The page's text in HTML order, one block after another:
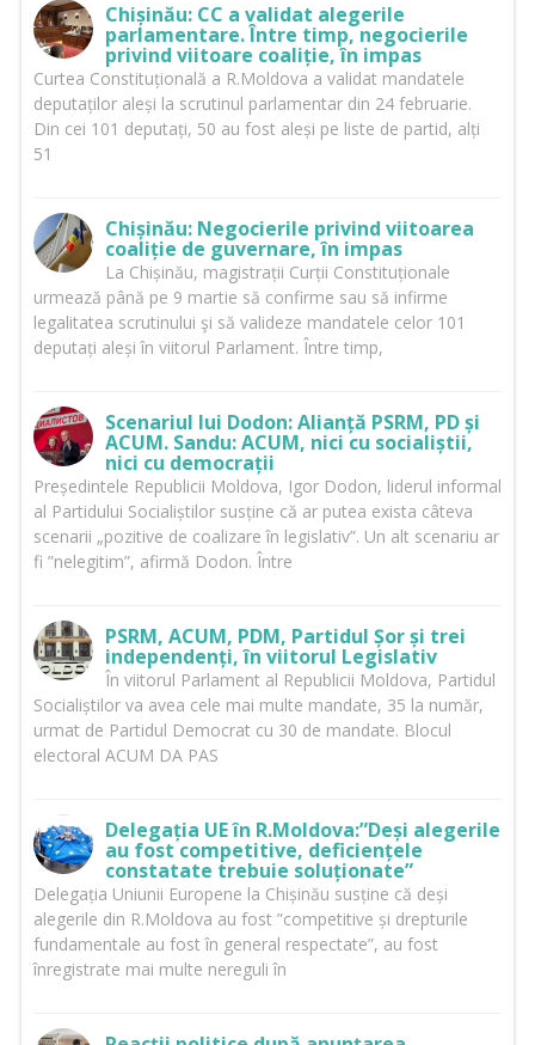
Chișinău: CC a validat alegerile
parlamentare. Între timp, negocierile
privind viitoare coaliție, în impas
Curtea Constituțională a R.Moldova a validat mandatele
deputaților aleși la scrutinul parlamentar din 24 februarie.
Din cei 101 deputați, 50 au fost aleși pe liste de partid, alți
51
Chișinău: Negocierile privind viitoarea
coaliție de guvernare, în impas
La Chișinău, magistrații Curții Constituționale
urmează până pe 9 martie să confirme sau să infirme
legalitatea scrutinului şi să valideze mandatele celor 101
deputați aleși în viitorul Parlament. Între timp,
Scenariul lui Dodon: Alianță PSRM, PD și
ACUM. Sandu: ACUM, nici cu socialiștii,
nici cu democrații
Președintele Republicii Moldova, Igor Dodon, liderul informal
al Partidului Socialiștilor susține că ar putea exista câteva
scenarii „pozitive de coalizare în legislativ”. Un alt scenariu ar
fi ”nelegitim”, afirmă Dodon. Între
PSRM, ACUM, PDM, Partidul Șor și trei
independenți, în viitorul Legislativ
În viitorul Parlament al Republicii Moldova, Partidul
Socialiștilor va avea cele mai multe mandate, 35 la număr,
urmat de Partidul Democrat cu 30 de mandate. Blocul
electoral ACUM DA PAS
Delegația UE în R.Moldova:”Deși alegerile
au fost competitive, deficiențele
constatate trebuie soluționate”
Delegația Uniunii Europene la Chișinău susține că deși
alegerile din R.Moldova au fost ”competitive și drepturile
fundamentale au fost în general respectate”, au fost
înregistrate mai multe nereguli în